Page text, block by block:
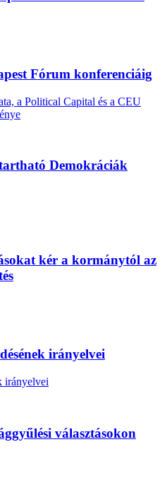
Fórum konferenciáig
a Political Capital és a CEU
Demokráciák
kér a kormánytól az
irányelvei
irányelvei
választásokon